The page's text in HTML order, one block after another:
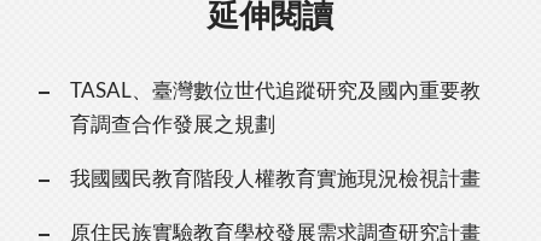
延伸閱讀
TASAL、臺灣數位世代追蹤研究及國內重要教
育調查合作發展之規劃
我國國民教育階段人權教育實施現況檢視計畫
原住民族實驗教育學校發展需求調查研究計畫